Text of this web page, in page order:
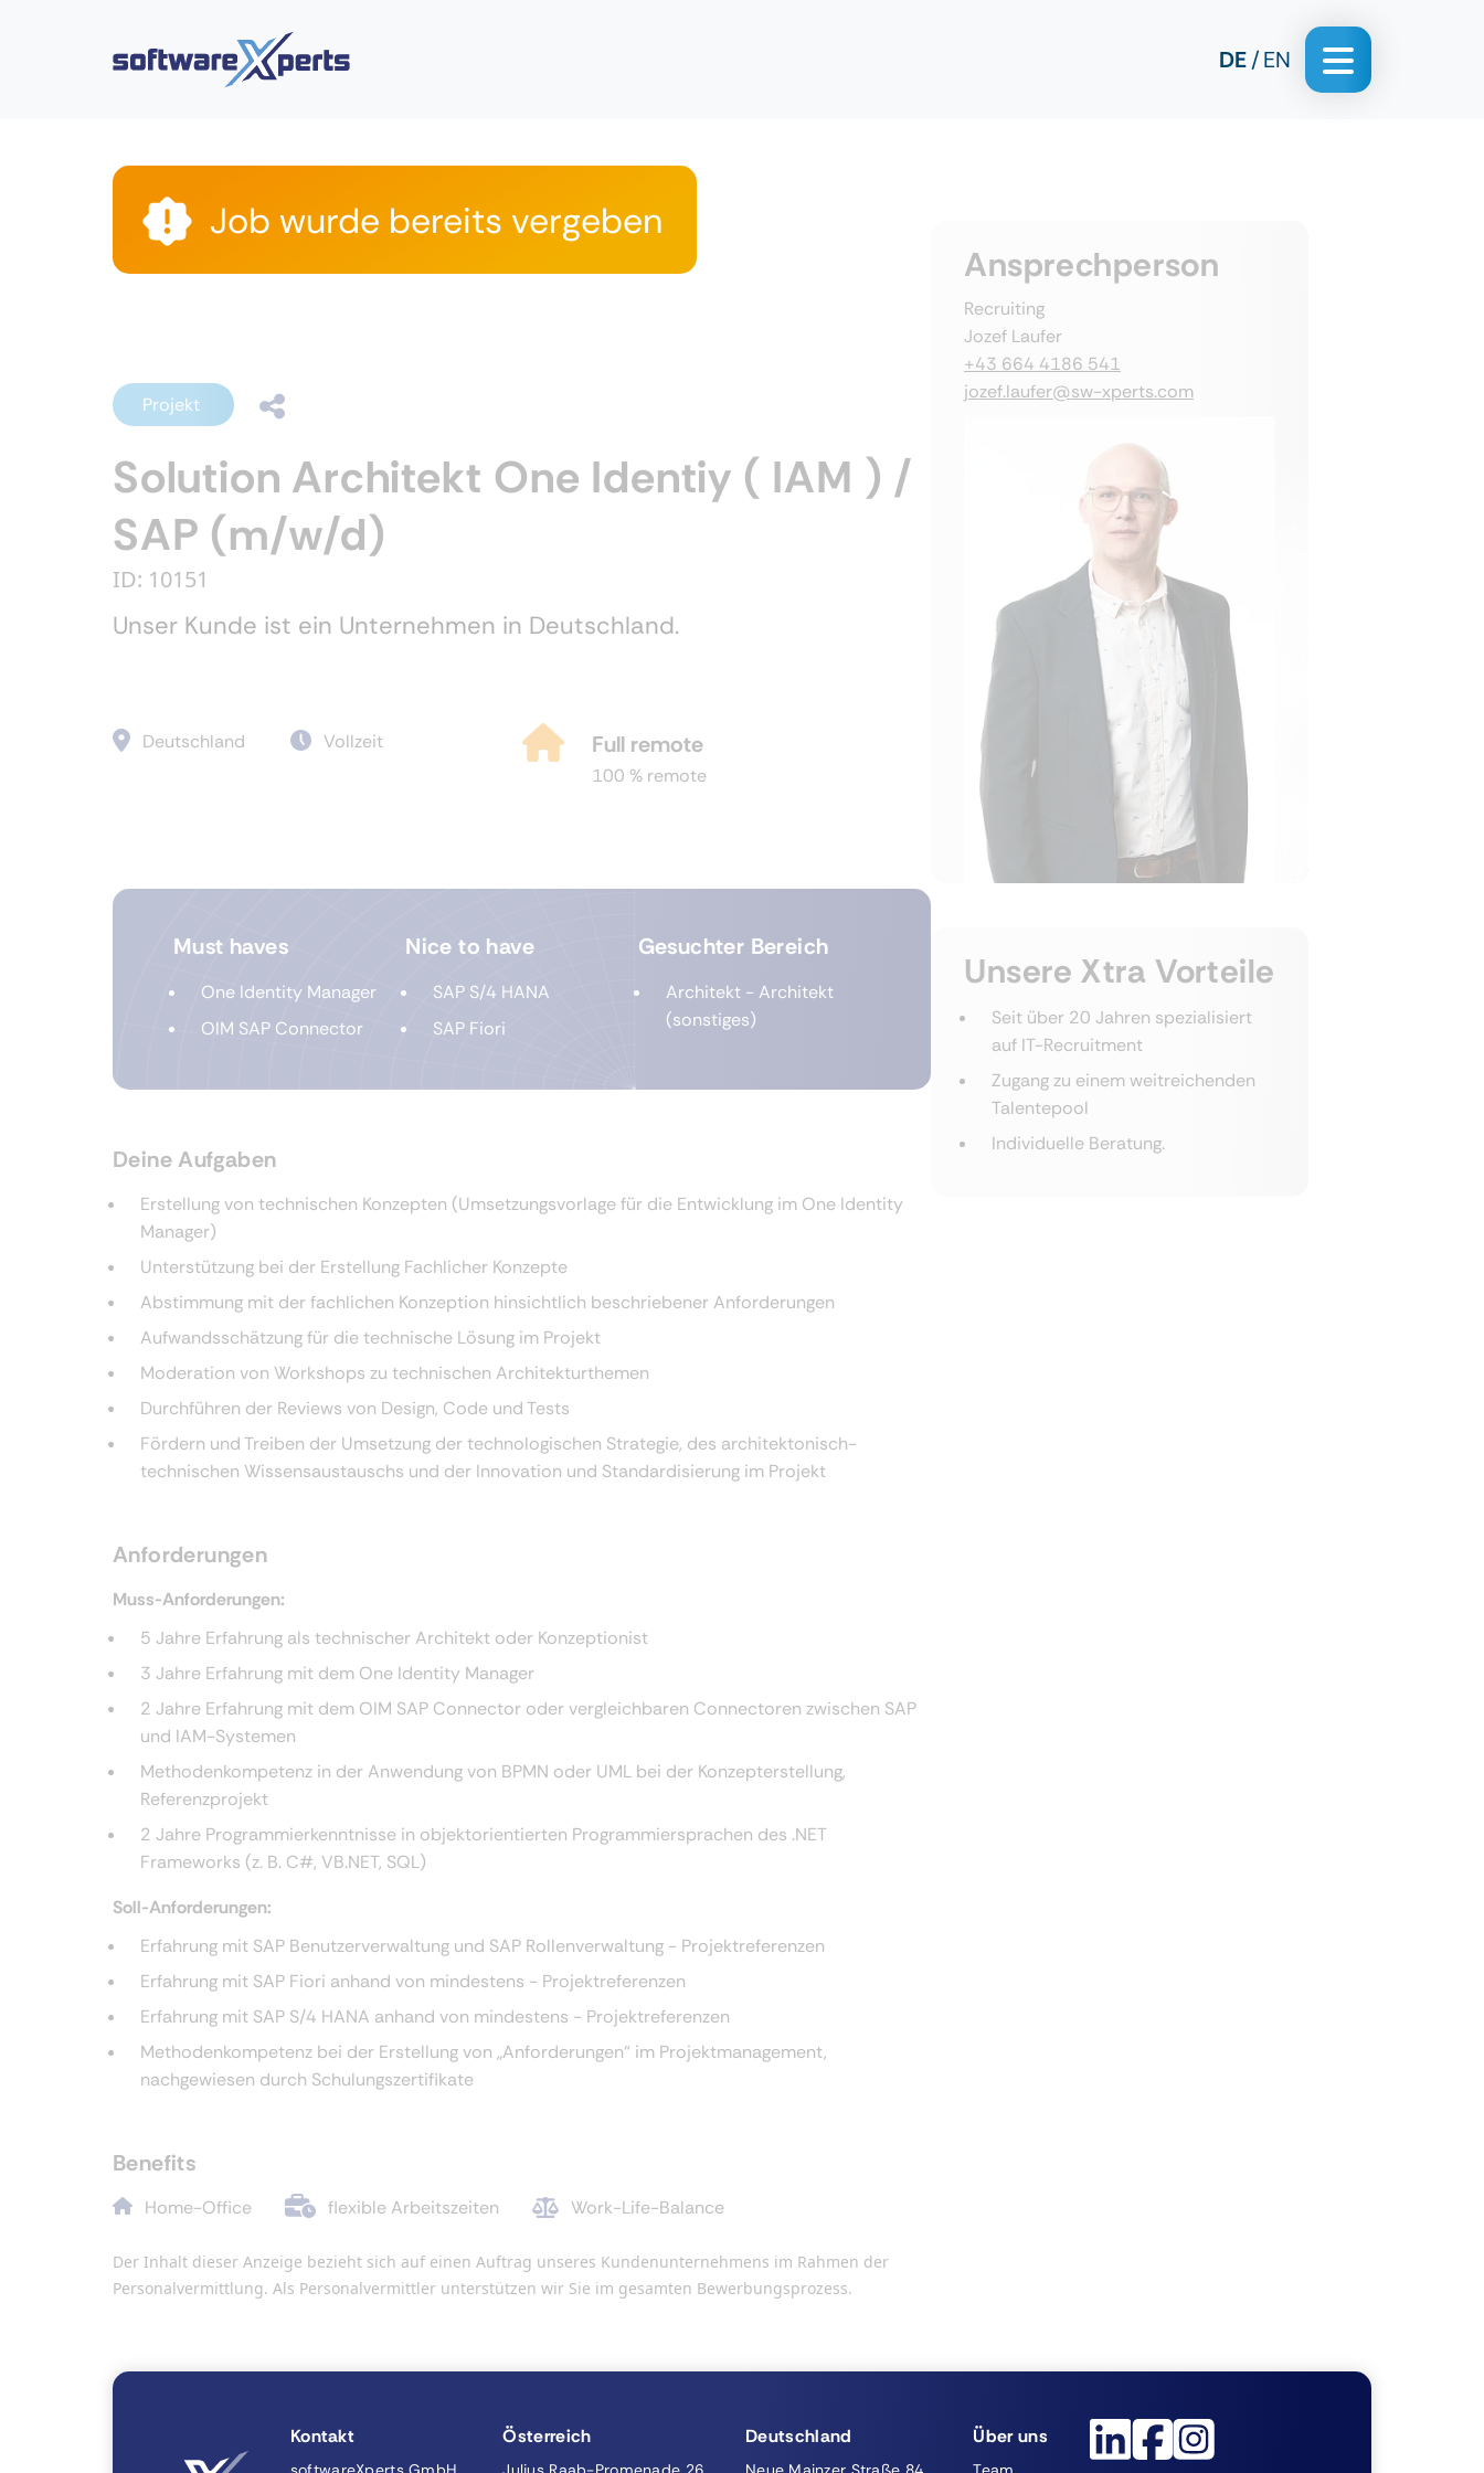
DE EN
Job wurde bereits vergeben
Projekt
Solution Architekt One Identiy ( IAM ) /
SAP (m/w/d)
ID: 10151
Unser Kunde ist ein Unternehmen in Deutschland.
Deutschland Vollzeit Full remote
100 % remote
Must haves
One Identity Manager
OIM SAP Connector
Nice to have
SAP S/4 HANA
SAP Fiori
Gesuchter Bereich
Architekt - Architekt
(sonstiges)
Deine Aufgaben
Erstellung von technischen Konzepten (Umsetzungsvorlage für die Entwicklung im One Identity
Manager)
Unterstützung bei der Erstellung Fachlicher Konzepte
Abstimmung mit der fachlichen Konzeption hinsichtlich beschriebener Anforderungen
Aufwandsschätzung für die technische Lösung im Projekt
Moderation von Workshops zu technischen Architekturthemen
Durchführen der Reviews von Design, Code und Tests
Fördern und Treiben der Umsetzung der technologischen Strategie, des architektonisch-
technischen Wissensaustauschs und der Innovation und Standardisierung im Projekt
Anforderungen
Muss-Anforderungen:
5 Jahre Erfahrung als technischer Architekt oder Konzeptionist
3 Jahre Erfahrung mit dem One Identity Manager
2 Jahre Erfahrung mit dem OIM SAP Connector oder vergleichbaren Connectoren zwischen SAP
und IAM-Systemen
Methodenkompetenz in der Anwendung von BPMN oder UML bei der Konzepterstellung,
Referenzprojekt
2 Jahre Programmierkenntnisse in objektorientierten Programmiersprachen des .NET
Frameworks (z. B. C#, VB.NET, SQL)
Soll-Anforderungen:
Erfahrung mit SAP Benutzerverwaltung und SAP Rollenverwaltung - Projektreferenzen
Erfahrung mit SAP Fiori anhand von mindestens - Projektreferenzen
Erfahrung mit SAP S/4 HANA anhand von mindestens - Projektreferenzen
Methodenkompetenz bei der Erstellung von „Anforderungen“ im Projektmanagement,
nachgewiesen durch Schulungszertifikate
Benefits
Home-Office flexible Arbeitszeiten Work-Life-Balance
Der Inhalt dieser Anzeige bezieht sich auf einen Auftrag unseres Kundenunternehmens im Rahmen der
Personalvermittlung. Als Personalvermittler unterstützen wir Sie im gesamten Bewerbungsprozess.
Ansprechperson
Recruiting
Jozef Laufer
+43 664 4186 541
jozef.laufer@sw-xperts.com
Unsere Xtra Vorteile
Seit über 20 Jahren spezialisiert
auf IT-Recruitment
Zugang zu einem weitreichenden
Talentepool
Individuelle Beratung.
Kontakt Österreich Deutschland Über uns